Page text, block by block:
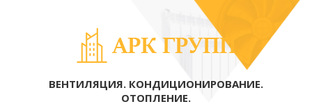
ВЕНТИЛЯЦИЯ. КОНДИЦИОНИРОВАНИЕ.
ОТОПЛЕНИЕ.